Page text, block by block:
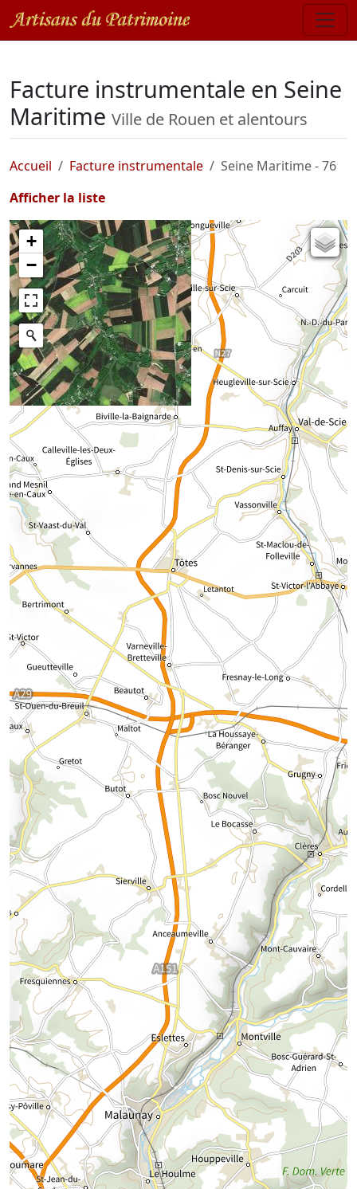
Facture instrumentale en Seine
Maritime Ville de Rouen et alentours
Accueil Facture instrumentale
Seine Maritime - 76
Afficher la liste
+
−
Carte de l'état-major (1820-1866)
Parcellaire cadastral
Plan IGN